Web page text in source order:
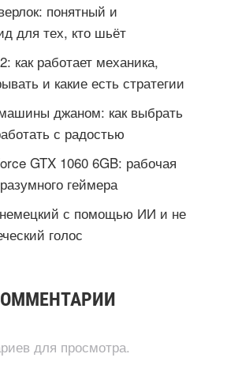
понятный и
для тех, кто шьёт
как работает механика,
и какие есть стратегии
джаном: как выбрать
с радостью
GTX 1060 6GB: рабочая
геймера
немецкий с помощью ИИ и не
голос
для просмотра.